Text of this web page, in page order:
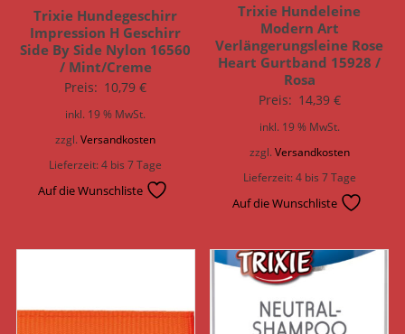
Trixie Hundegeschirr
Impression H Geschirr
Side By Side Nylon 16560
/ Mint/Creme
Preis: 10,79€
inkl. 19 % MwSt.
zzgl.Versandkosten
Lieferzeit:4 bis 7 Tage
Auf die Wunschliste
Trixie Hundeleine
Modern Art
Verlängerungsleine Rose
Heart Gurtband 15928 /
Rosa
Preis: 14,39 €
inkl. 19 % MwSt.
zzgl. Versandkosten
Lieferzeit:4 bis 7 Tage
Auf die Wunschliste